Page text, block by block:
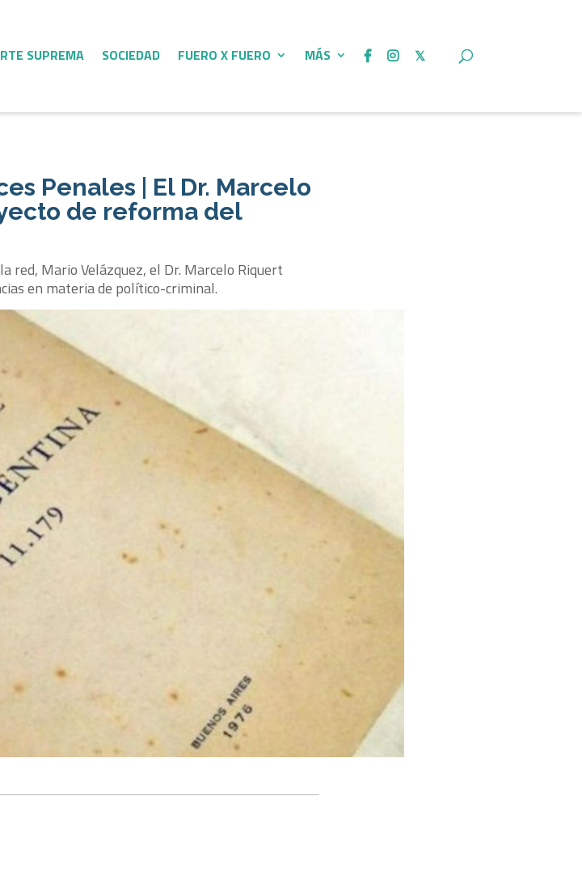
SUPREMA SOCIEDAD FUERO X FUERO MÁS
Penales | El Dr. Marcelo
de reforma del
red, Mario Velázquez, el Dr. Marcelo Riquert
en materia de político-criminal.